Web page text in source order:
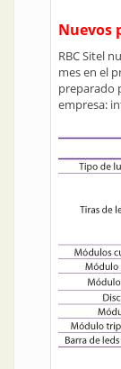
Nuevos
RBC Sitel
mes en el
preparado
empresa: